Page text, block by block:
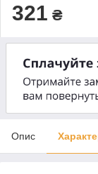
321 ₴
Опис